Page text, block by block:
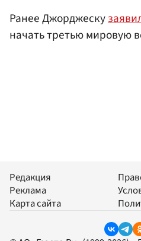
Ранее Джорджеску
начать третью мировую
Редакция
Реклама
Карта сайта